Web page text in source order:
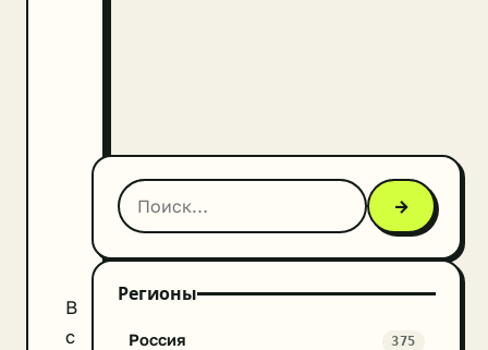
В
с
→
Регионы
Россия 375